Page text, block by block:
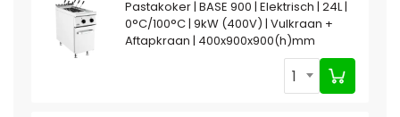
Pastakoker | BASE 900 | Elektrisch | 24L |
0°C/100°C | 9kW (400V) | Vulkraan +
Aftapkraan | 400x900x900(h)mm
1